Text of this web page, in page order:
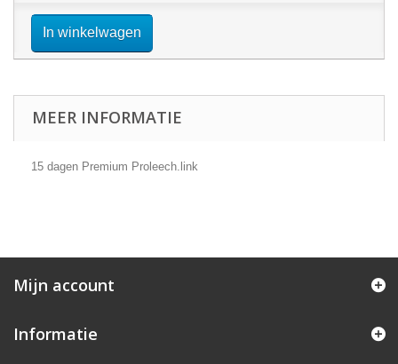
In winkelwagen
MEER INFORMATIE
15 dagen Premium Proleech.link
Mijn account
Informatie